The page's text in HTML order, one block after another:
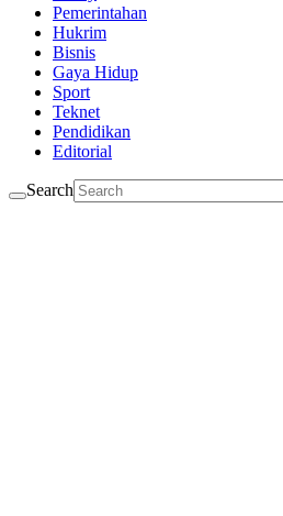
Pemerintahan
Hukrim
Bisnis
Gaya Hidup
Sport
Teknet
Pendidikan
Editorial
Search